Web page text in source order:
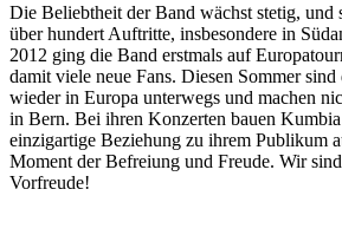
Die Beliebtheit der Band wächst stetig, und
über hundert Auftritte, insbesondere in
2012 ging die Band erstmals auf
damit viele neue Fans. Diesen Sommer
wieder in Europa unterwegs und machen
in Bern. Bei ihren Konzerten bauen
einzigartige Beziehung zu ihrem Publikum
Moment der Befreiung und Freude. Wir
Vorfreude!